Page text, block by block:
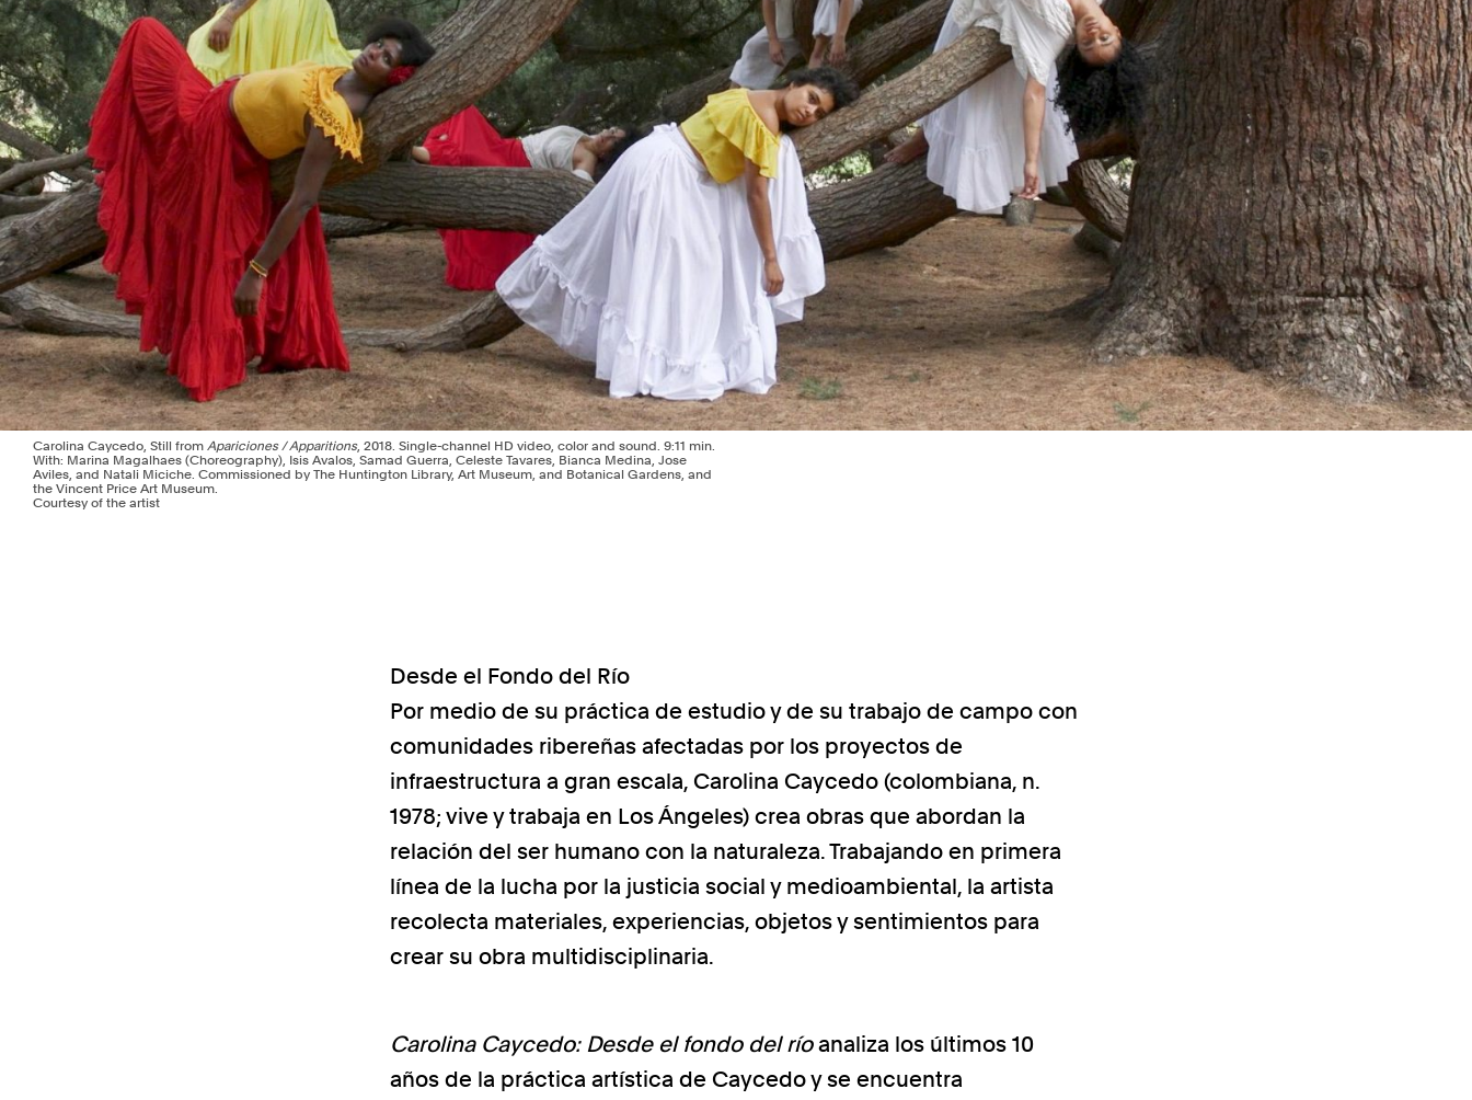
Carolina Caycedo, Still from Apariciones / Apparitions, 2018. Single-channel HD video, color and sound. 9:11 min.
With: Marina Magalhaes (Choreography), Isis Avalos, Samad Guerra, Celeste Tavares, Bianca Medina, Jose
Aviles, and Natali Miciche. Commissioned by The Huntington Library, Art Museum, and Botanical Gardens, and
the Vincent Price Art Museum.
Courtesy of the artist
Desde el Fondo del Río
Por medio de su práctica de estudio y de su trabajo de campo con
comunidades ribereñas afectadas por los proyectos de
infraestructura a gran escala, Carolina Caycedo (colombiana, n.
1978; vive y trabaja en Los Ángeles) crea obras que abordan la
relación del ser humano con la naturaleza. Trabajando en primera
línea de la lucha por la justicia social y medioambiental, la artista
recolecta materiales, experiencias, objetos y sentimientos para
crear su obra multidisciplinaria.
Carolina Caycedo: Desde el fondo del ríoanaliza los últimos 10
años de la práctica artística de Caycedo y se encuentra